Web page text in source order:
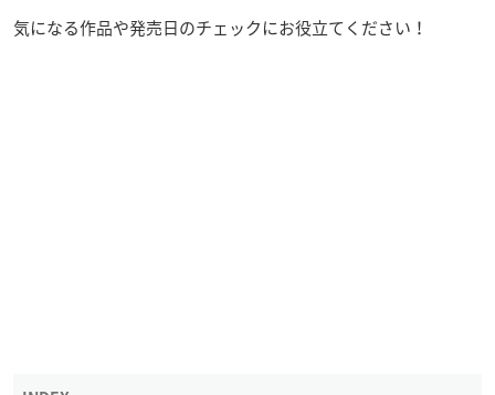
気になる作品や発売日のチェックにお役立てください！